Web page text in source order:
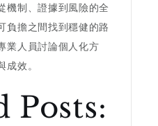
機制、證據到風險的全
負擔之間找到穩健的路
業人員討論個人化方
效。
Posts: